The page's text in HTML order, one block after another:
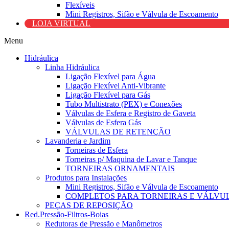
Flexíveis
Mini Registros, Sifão e Válvula de Escoamento
LOJA VIRTUAL
Menu
Hidráulica
Linha Hidráulica
Ligação Flexível para Água
Ligação Flexível Anti-Vibrante
Ligação Flexível para Gás
Tubo Multistrato (PEX) e Conexões
Válvulas de Esfera e Registro de Gaveta
Válvulas de Esfera Gás
VÁLVULAS DE RETENÇÃO
Lavanderia e Jardim
Torneiras de Esfera
Torneiras p/ Maquina de Lavar e Tanque
TORNEIRAS ORNAMENTAIS
Produtos para Instalações
Mini Registros, Sifão e Válvula de Escoamento
COMPLETOS PARA TORNEIRAS E
PEÇAS DE REPOSIÇÃO
Red.Pressão-Filtros-Boias
Redutoras de Pressão e Manômetros